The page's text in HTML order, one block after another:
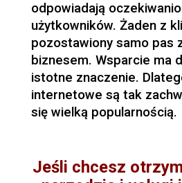
odpowiadają
użytkowników. Żaden z
pozostawiony samo pas
biznesem. Wsparcie ma
istotne znaczenie.
internetowe są tak
się wielką popularnością.
Jeśli chcesz